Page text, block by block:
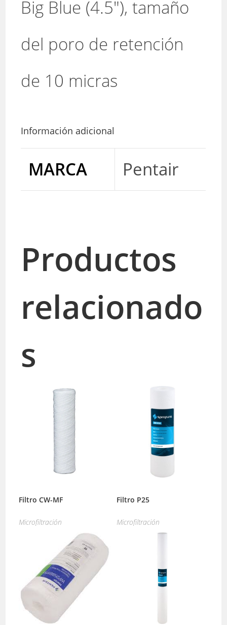
Big Blue (4.5″), tamaño
del poro de retención
de 10 micras
Información adicional
MARCA Pentair
Productos
relacionado
s
Filtro CW-MF
Microfiltración
Filtro P25
Microfiltración